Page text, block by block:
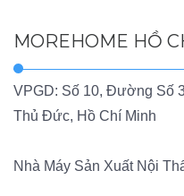
MOREHOME HỒ
VPGD: Số 10, Đường Số
Thủ Đức, Hồ Chí Minh
Nhà Máy Sản Xuất Nội